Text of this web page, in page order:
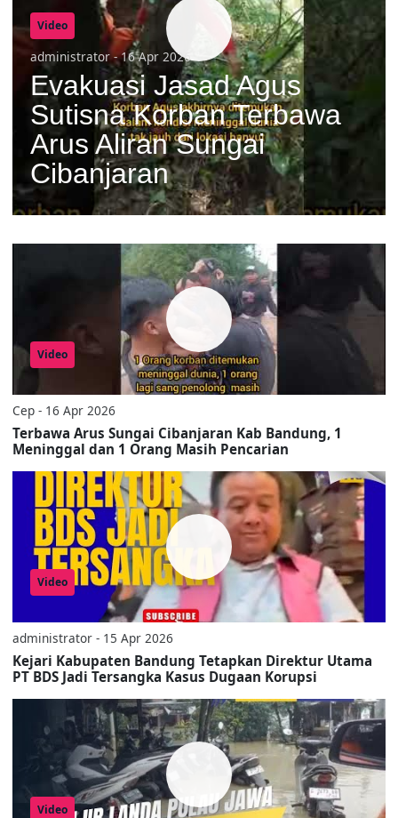
Video
administrator - 16 Apr 2026
Evakuasi Jasad Agus
Sutisna Korban Terbawa
Arus Aliran Sungai
Cibanjaran
Video
Cep - 16 Apr 2026
Terbawa Arus Sungai Cibanjaran Kab Bandung, 1
Meninggal dan 1 Orang Masih Pencarian
Video
administrator - 15 Apr 2026
Kejari Kabupaten Bandung Tetapkan Direktur Utama
PT BDS Jadi Tersangka Kasus Dugaan Korupsi
Video